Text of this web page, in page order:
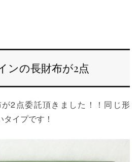
ンの長財布が2点
2点委託頂きました！！同じ形
イプです！